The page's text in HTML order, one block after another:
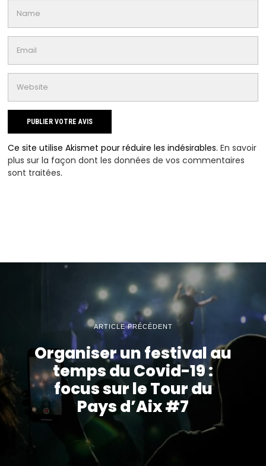
Ce site utilise Akismet pour réduire les indésirables.En savoir
plus sur la façon dont les données de vos commentaires
sont traitées.
ARTICLE PRÉCÉDENT
Organiser un festival au
temps du Covid-19 :
focus sur le Tour du
Pays d’Aix #7